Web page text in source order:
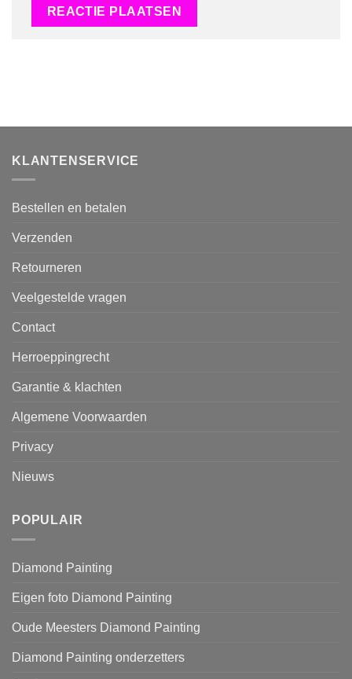
KLANTENSERVICE
Bestellen en betalen
Verzenden
Retourneren
Veelgestelde vragen
Contact
Herroeppingrecht
Garantie & klachten
Algemene Voorwaarden
Privacy
Nieuws
POPULAIR
Diamond Painting
Eigen foto Diamond Painting
Oude Meesters Diamond Painting
Diamond Painting onderzetters